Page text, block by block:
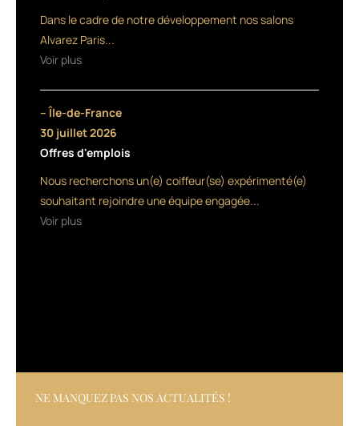
Dans le cadre de notre développement nos salons
Alvarez Paris...
Voir plus
– Île-de-France
30 juillet 2026
Offres d'emplois
Nous recherchons un(e) coiffeur(se) expérimenté(e)
souhaitant rejoindre une équipe engagée...
Voir plus
NE MANQUEZ PAS NOS ACTUALITÉS !